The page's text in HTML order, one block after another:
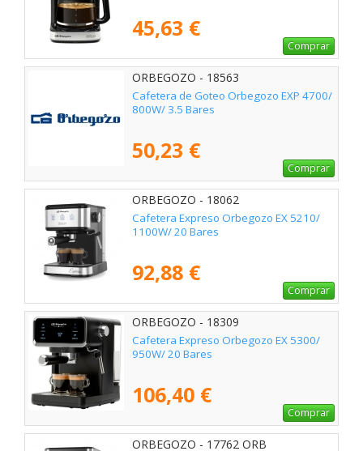
45,63 €
Comprar
ORBEGOZO - 18563
Cafetera de Goteo Orbegozo EXP 4700/
800W/ 3.5 Bares
50,23 €
Comprar
ORBEGOZO - 18062
Cafetera Expreso Orbegozo EX 5210/
1100W/ 20 Bares
92,88 €
Comprar
ORBEGOZO - 18309
Cafetera Expreso Orbegozo EX 5300/
950W/ 20 Bares
106,40 €
Comprar
ORBEGOZO - 17762 ORB